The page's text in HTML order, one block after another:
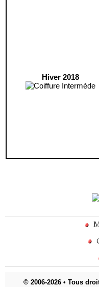
Hiver 2018
© 2006-2026 • Tous